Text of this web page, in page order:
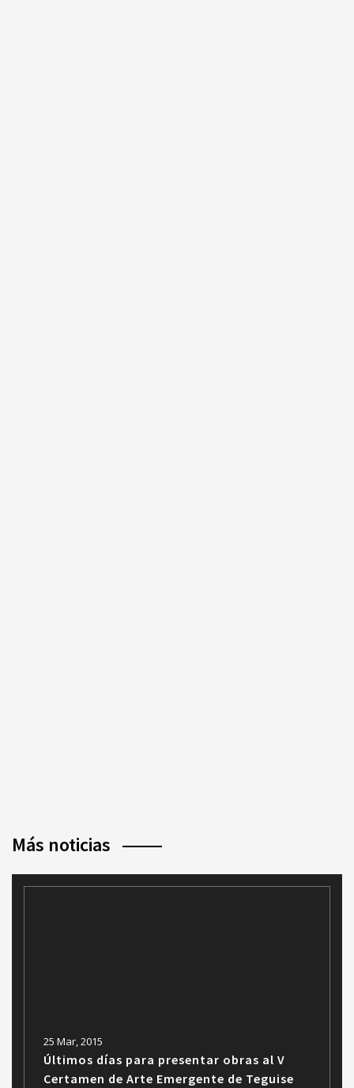
Más noticias
25 Mar, 2015
Últimos días para presentar obras al V
Certamen de Arte Emergente de Teguise